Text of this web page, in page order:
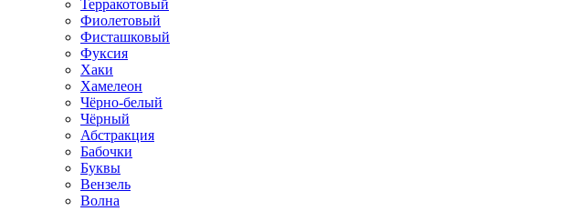
Терракотовый
Фиолетовый
Фисташковый
Фуксия
Хаки
Хамелеон
Чёрно-белый
Чёрный
Абстракция
Бабочки
Буквы
Вензель
Волна